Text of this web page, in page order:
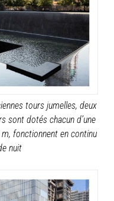
tours jumelles, deux
sont dotés chacun d’une
fonctionnent en continu
nuit